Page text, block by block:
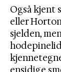
Også kjent
eller
sjelden,